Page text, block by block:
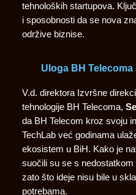
tehnoloških startupova.
i sposobnosti da se nova
održive biznise.
Uloga BH
V.d. direktora Izvršne
tehnologije BH Telecoma,
da BH Telecom kroz svoju
TechLab već godinama
ekosistem u BiH. Kako je
suočili su se s
zato što ideje nisu bile u
potrebama.